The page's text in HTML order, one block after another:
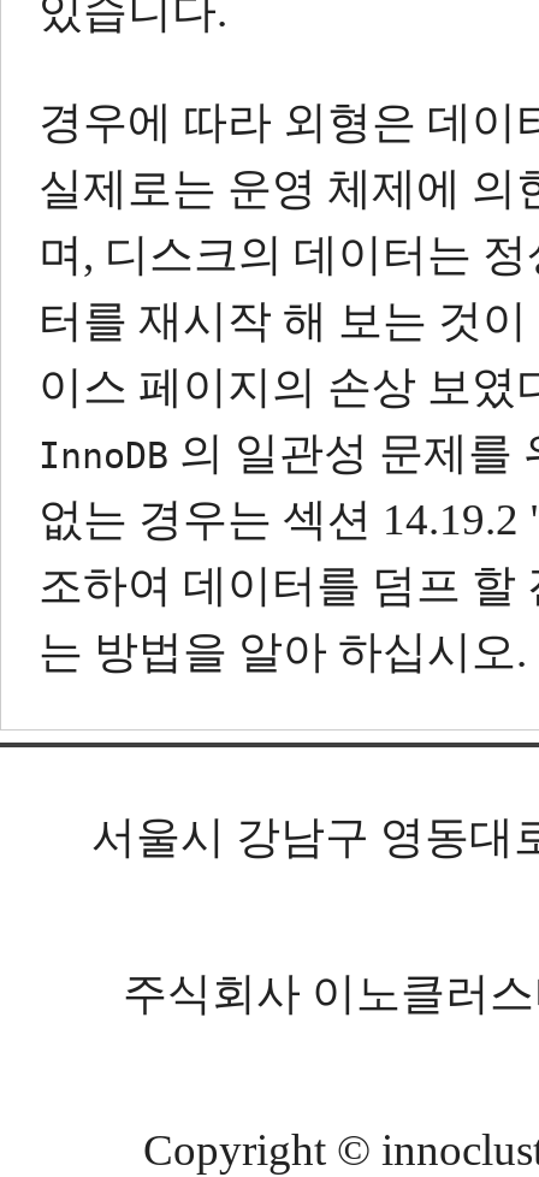
있습니다.
경우에 따라 외형은 데
실제로는 운영 체제에 의
며, 디스크의 데이터는
터를 재시작 해 보는 것
이스 페이지의 손상 보였
InnoDB 의 일관성 문제를
없는 경우는 섹션
조하여 데이터를 덤프 할
는 방법을 알아 하십시오.
서울시 강남구 영동대
주식회사 이노클러
Copyright ©